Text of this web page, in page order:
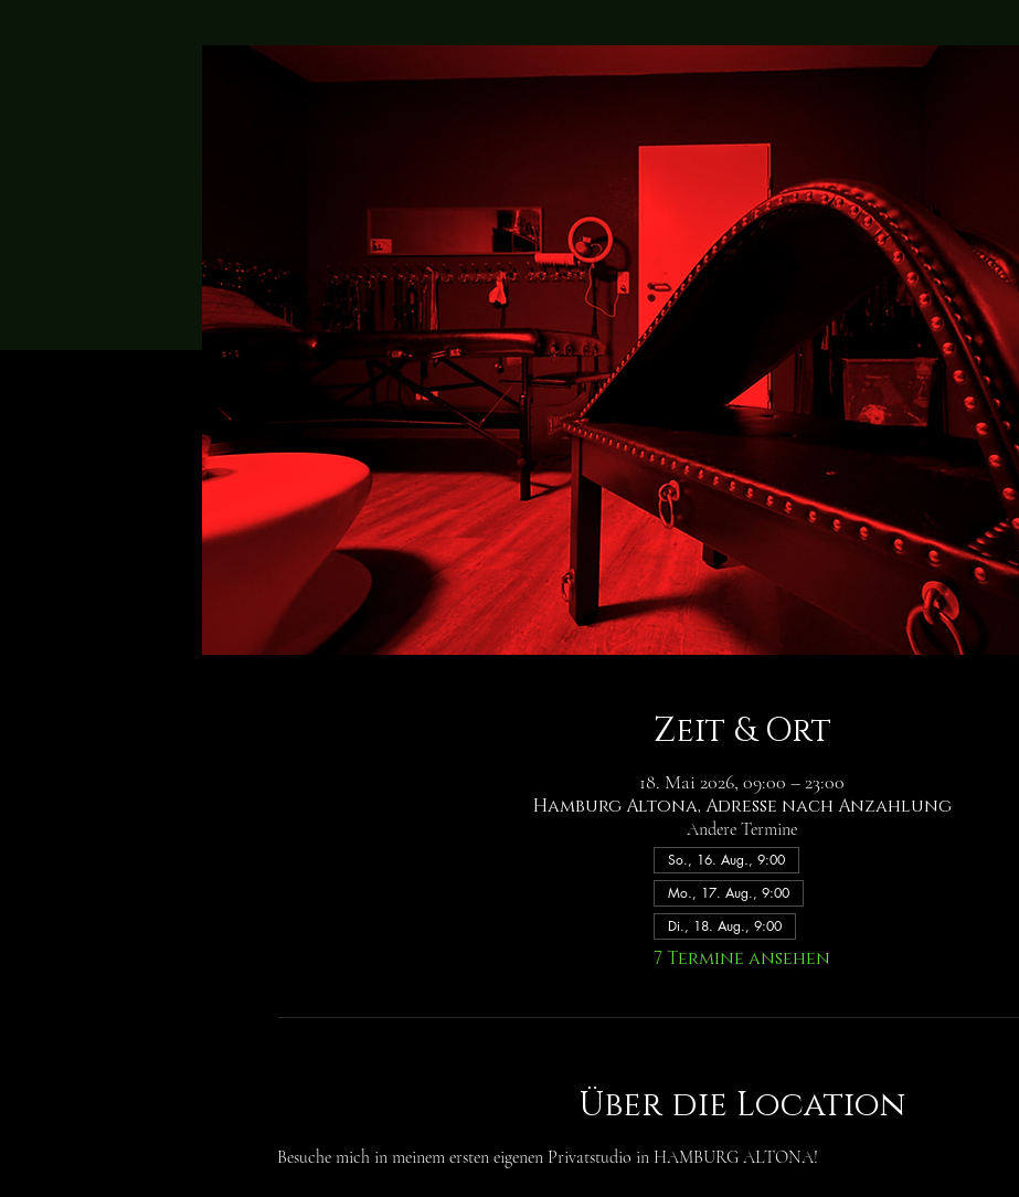
Zeit & Ort
18. Mai 2026, 09:00 – 23:00
Hamburg Altona, Adresse nach Anzahlung
Andere Termine
So., 16. Aug., 9:00
Mo., 17. Aug., 9:00
Di., 18. Aug., 9:00
7 Termine ansehen
Über die Location
Besuche mich in meinem ersten eigenen Privatstudio in HAMBURG ALTONA!